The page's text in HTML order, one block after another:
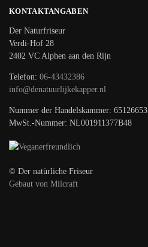
KONTAKTANGABEN
Der Naturfriseur
Verdi-Hof 28
2402 VC Alphen aan den Rijn
Telefon: 06-43432386
info@denatuurlijkekapper.nl
Nummer der Handelskammer: 65126653
MwSt.-Nummer: NL001911377B48
© Der natürliche Friseur
Gebaut von Milcraft